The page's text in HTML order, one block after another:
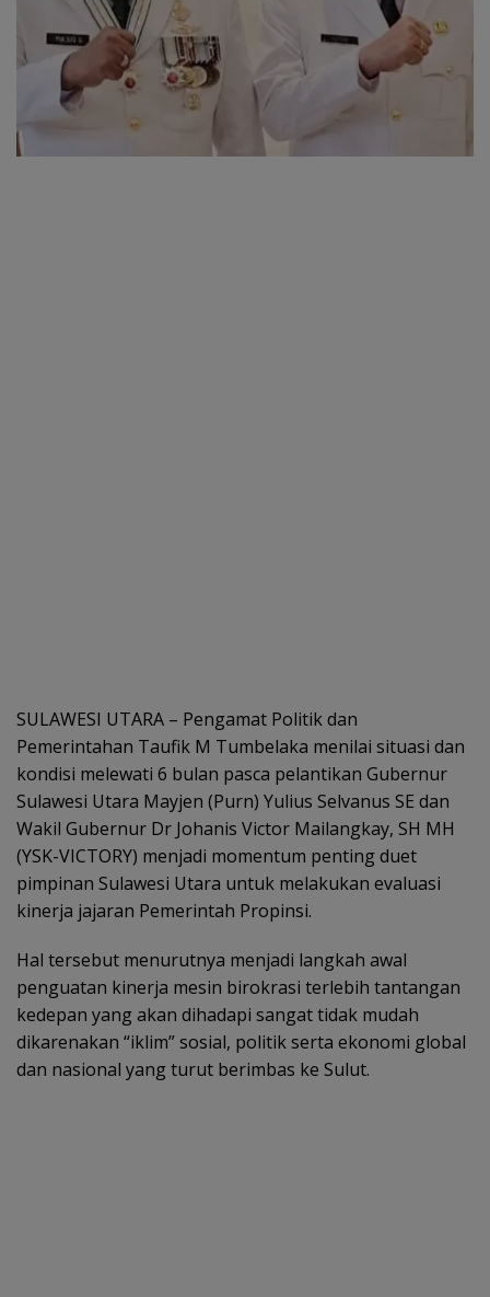
SULAWESI UTARA – Pengamat Politik dan
Pemerintahan Taufik M Tumbelaka menilai situasi dan
kondisi melewati 6 bulan pasca pelantikan Gubernur
Sulawesi Utara Mayjen (Purn) Yulius Selvanus SE dan
Wakil Gubernur Dr Johanis Victor Mailangkay, SH MH
(YSK-VICTORY) menjadi momentum penting duet
pimpinan Sulawesi Utara untuk melakukan evaluasi
kinerja jajaran Pemerintah Propinsi.
Hal tersebut menurutnya menjadi langkah awal
penguatan kinerja mesin birokrasi terlebih tantangan
kedepan yang akan dihadapi sangat tidak mudah
dikarenakan “iklim” sosial, politik serta ekonomi global
dan nasional yang turut berimbas ke Sulut.